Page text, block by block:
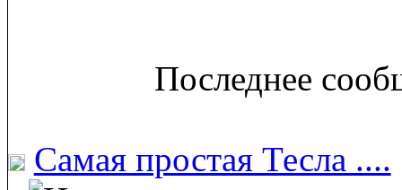
Последнее
Самая простая Тесла ....